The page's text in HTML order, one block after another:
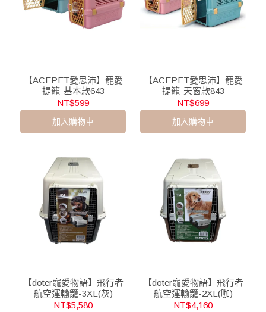
【ACEPET愛思沛】寵愛
提籠-基本款643
NT$599
加入購物車
【ACEPET愛思沛】寵愛
提籠-天窗款843
NT$699
加入購物車
【doter寵愛物語】飛行者
航空運輸籠-3XL(灰)
NT$5,580
【doter寵愛物語】飛行者
航空運輸籠-2XL(咖)
NT$4,160